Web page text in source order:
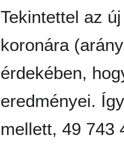
Tekintettel az
koronára
érdekében,
eredményei.
mellett, 49 743